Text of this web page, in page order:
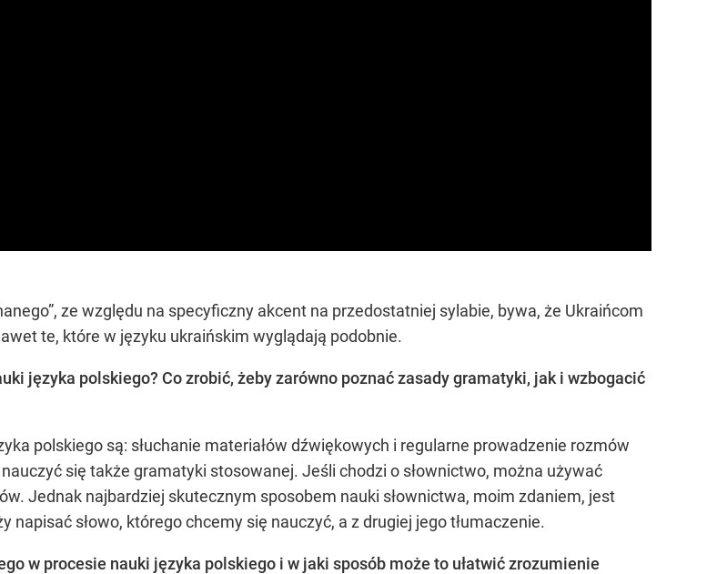
ze względu na specyficzny akcent na przedostatniej sylabie, bywa, że Ukraińcom
te, które w języku ukraińskim wyglądają podobnie.
języka polskiego? Co zrobić, żeby zarówno poznać zasady gramatyki, jak i wzbogacić
polskiego są: słuchanie materiałów dźwiękowych i regularne prowadzenie rozmów
się także gramatyki stosowanej. Jeśli chodzi o słownictwo, można używać
Jednak najbardziej skutecznym sposobem nauki słownictwa, moim zdaniem, jest
słowo, którego chcemy się nauczyć, a z drugiej jego tłumaczenie.
w procesie nauki języka polskiego i w jaki sposób może to ułatwić zrozumienie